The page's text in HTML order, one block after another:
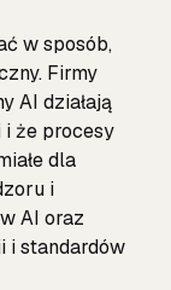
w sposób,
Firmy
AI działają
że procesy
dla
i
AI oraz
i standardów